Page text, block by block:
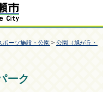
ポーツ施設・公園 > 公園（旭が丘・
ーク